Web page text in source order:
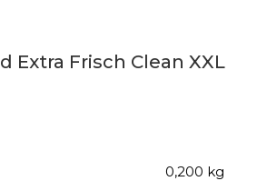
Extra Frisch Clean XXL
0,200 kg